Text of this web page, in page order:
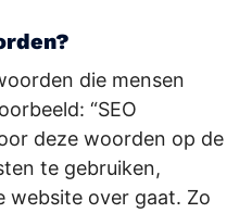
die mensen
“SEO
deze woorden op de
te gebruiken,
website over gaat. Zo